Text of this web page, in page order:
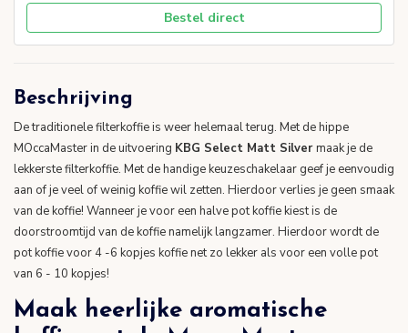
Beschrijving
De traditionele filterkoffie is weer helemaal terug. Met de hippe
MOccaMaster in de uitvoering KBG Select Matt Silvermaak je de
lekkerste filterkoffie. Met de handige keuzeschakelaar geef je eenvoudig
aan of je veel of weinig koffie wil zetten. Hierdoor verlies je geen smaak
van de koffie! Wanneer je voor een halve pot koffie kiest is de
doorstroomtijd van de koffie namelijk langzamer. Hierdoor wordt de
pot koffie voor 4 -6 kopjes koffie net zo lekker als voor een volle pot
van 6 - 10 kopjes!
Maak heerlijke aromatische
Bestel direct